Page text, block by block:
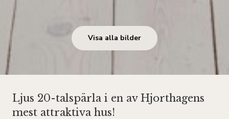
Visa alla bilder
Ljus 20-talspärla i en av Hjorthagens
mest attraktiva hus!